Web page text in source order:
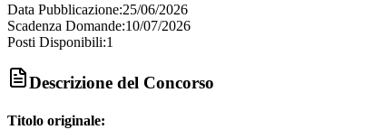
Data Pubblicazione:25/06/2026
Scadenza Domande:10/07/2026
Posti Disponibili:1
Descrizione del Concorso
Titolo originale: